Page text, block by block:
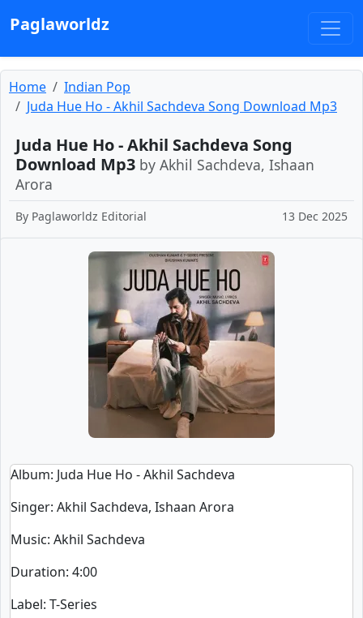
Paglaworldz
Home
Indian Pop
Juda Hue Ho - Akhil Sachdeva Song Download Mp3
Juda Hue Ho - Akhil Sachdeva Song
Download Mp3 by Akhil Sachdeva, Ishaan
Arora
By Paglaworldz Editorial 13 Dec 2025
Album: Juda Hue Ho - Akhil Sachdeva
Singer: Akhil Sachdeva, Ishaan Arora
Music: Akhil Sachdeva
Duration: 4:00
Label: T-Series